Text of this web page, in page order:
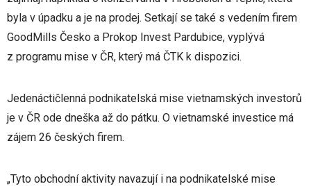
byla v úpadku a je na prodej. Setkají se také s vedením firem
GoodMills Česko a Prokop Invest Pardubice, vyplývá
z programu mise v ČR, který má ČTK k dispozici.
Jedenáctičlenná podnikatelská mise vietnamských investorů
je v ČR ode dneška až do pátku. O vietnamské investice má
zájem 26 českých firem.
„Tyto obchodní aktivity navazují i na podnikatelské mise